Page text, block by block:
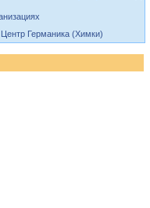
Германика (Химки)